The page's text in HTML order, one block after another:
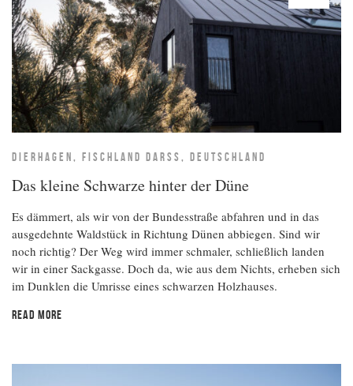
DIERHAGEN, FISCHLAND DARSS, DEUTSCHLAND
Das kleine Schwarze hinter der Düne
Es dämmert, als wir von der Bundesstraße abfahren und in das
ausgedehnte Waldstück in Richtung Dünen abbiegen. Sind wir
noch richtig? Der Weg wird immer schmaler, schließlich landen
wir in einer Sackgasse. Doch da, wie aus dem Nichts, erheben sich
im Dunklen die Umrisse eines schwarzen Holzhauses.
READ MORE